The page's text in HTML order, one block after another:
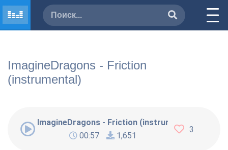
ImagineDragons - Friction
(instrumental)
ImagineDragons - Friction (instrumental)
00:57
1,651
3